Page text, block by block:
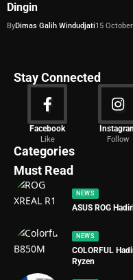
Dingin
ByDimas Galih Windudjati15
Stay Connected
Facebook
Like Follow
Categories
News
2029 Articles
Must Read
NEWS
ASUS ROG
NEWS
COLORFUL
Ryzen